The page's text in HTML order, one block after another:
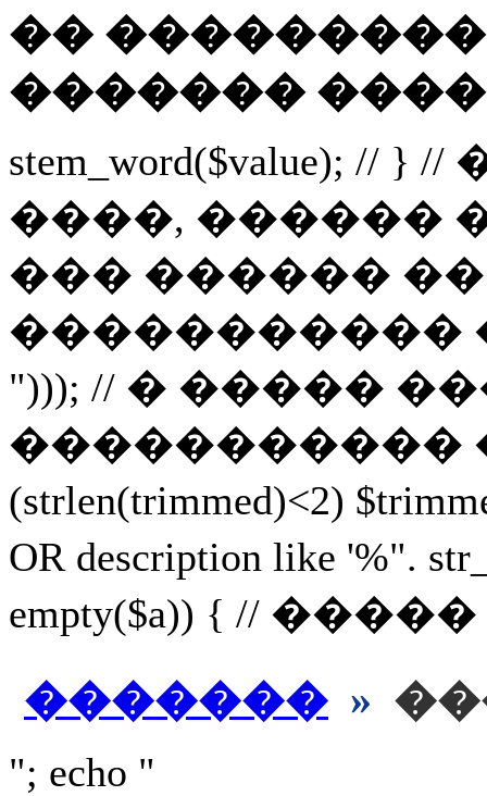
��
�������
stem_word($value); // }
����, ������
��� ������
�����������
"))); // � �����
�����������
(strlen(trimmed)<2)
OR description like
empty($a)) { //
������� »
"; echo "